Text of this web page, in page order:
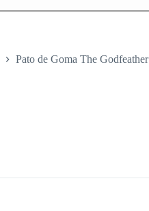
Pato de Goma The Godfeather